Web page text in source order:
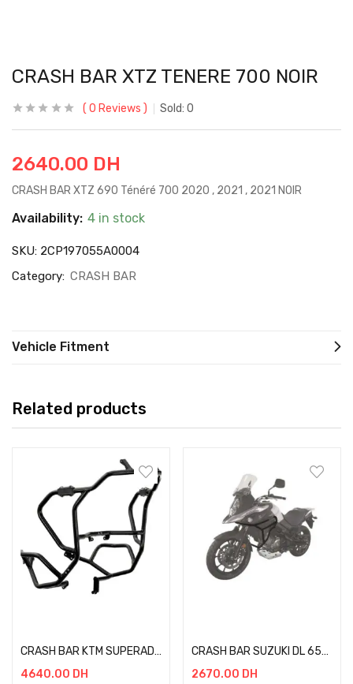
CRASH BAR XTZ TENERE 700 NOIR
0 Reviews Sold: 0
2640.00 DH
CRASH BAR XTZ 690 Ténéré 700 2020 , 2021 , 2021 NOIR
Availability: 4 in stock
SKU: 2CP197055A0004
Category: CRASH BAR
Vehicle Fitment
Related products
CRASH BAR KTM SUPERADVENTURE 1290 R/S 2021-2022 NOIR
4640.00 DH
CRASH BAR SUZUKI DL 650 V-STROM NOIR
2670.00 DH